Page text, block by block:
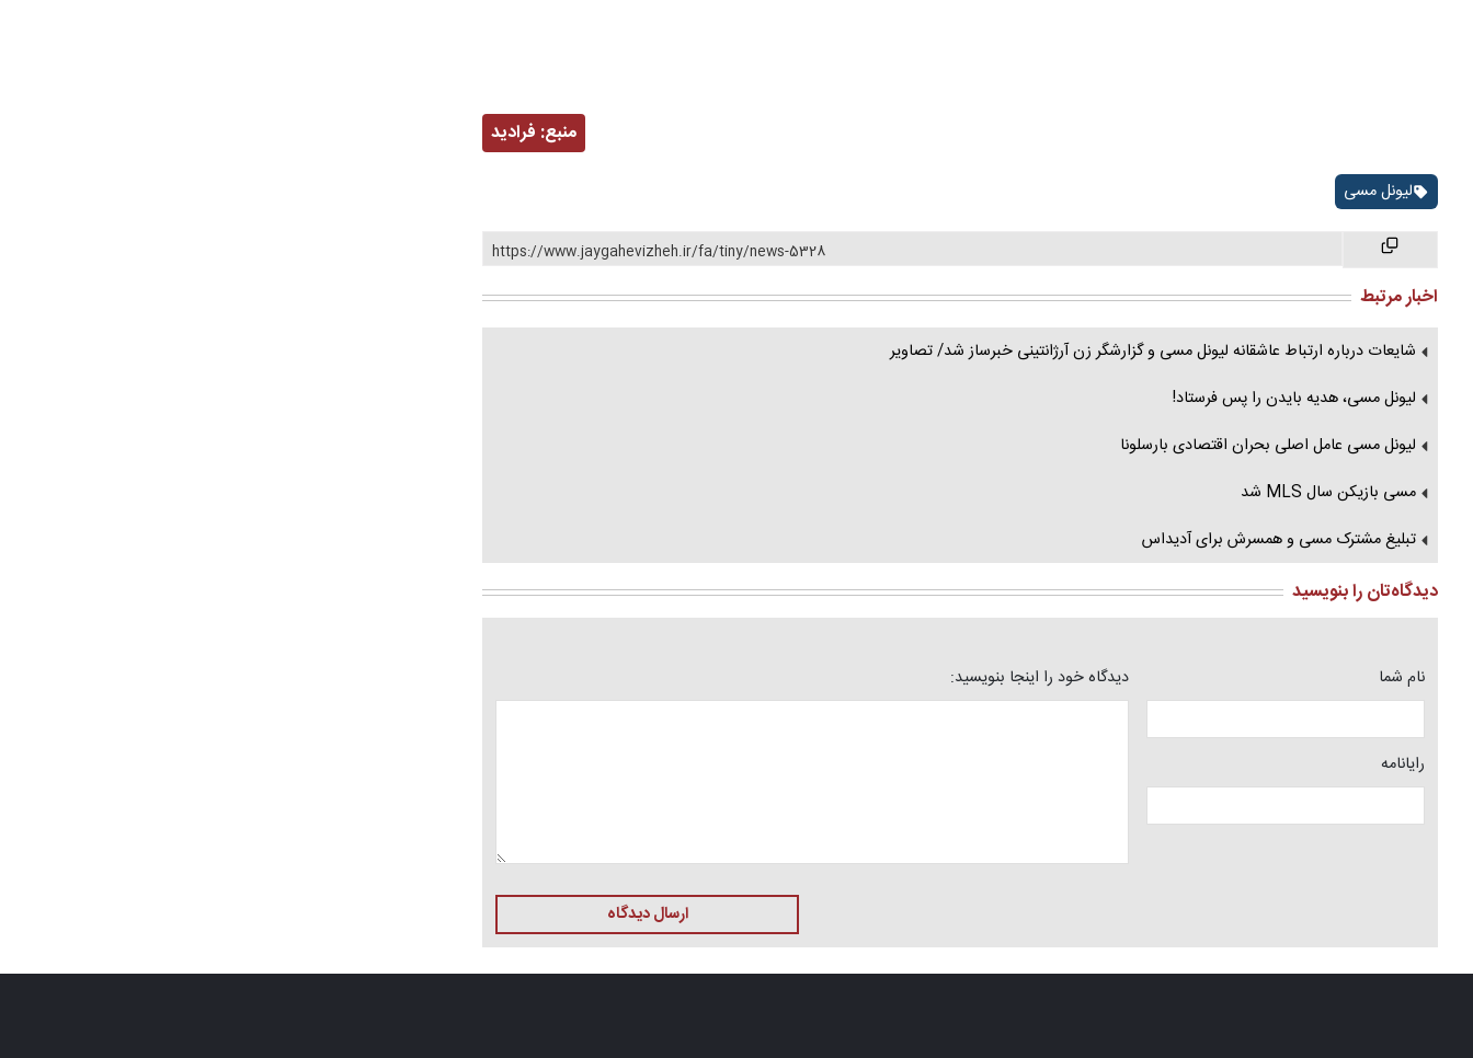
منبع: فرادید
لیونل مسی
https://www.jaygahevizheh.ir/fa/tiny/news-5328
اخبار مرتبط
شایعات درباره ارتباط عاشقانه لیونل مسی و گزارشگر زن آرژانتینی خبرساز شد/ تصاویر
لیونل مسی، هدیه بایدن را پس فرستاد!
لیونل مسی عامل اصلی بحران اقتصادی بارسلونا
مسی بازیکن سال MLS شد
تبلیغ مشترک مسی و همسرش برای آدیداس
دیدگاه‌تان را بنویسید
نام شما
رایانامه
دیدگاه خود را اینجا بنویسید:
ارسال دیدگاه